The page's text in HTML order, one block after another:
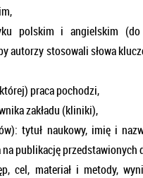
polskim i angielskim
autorzy stosowali słowa
praca pochodzi,
zakładu (kliniki),
tytuł naukowy, imię i
publikację przedstawionych
cel, materiał i metody,